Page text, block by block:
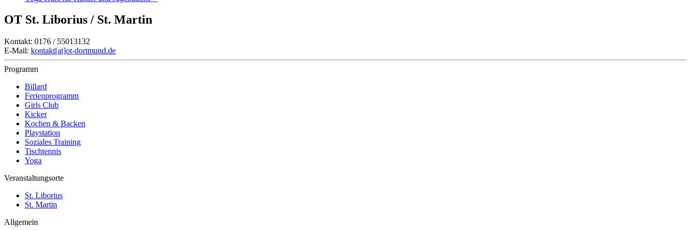
OT St. Liborius / St. Martin
Kontakt: 0176 / 55013132
E-Mail: kontakt[at]ot-dortmund.de
Programm
Billard
Ferienprogramm
Girls Club
Kicker
Kochen & Backen
Playstation
Soziales Training
Tischtennis
Yoga
Veranstaltungsorte
St. Liborius
St. Martin
Allgemein